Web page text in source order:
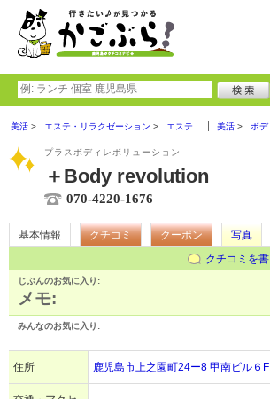
美活 エステ・リラクゼーション エステ 美活 ボ
プラスボディレボリューション
＋Body revolution
070-4220-1676
基本情報 クチコミ クーポン
写真
クチコミを書
じぶんのお気に入り:
メモ:
みんなのお気に入り:
住所 鹿児島市上之園町24ー8 甲南ビル６